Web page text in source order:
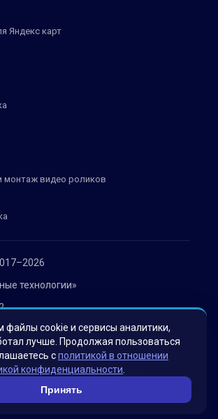
технологии»
1, офис 402
персональных данных
Яндекс карт
монтаж видео роликов
файлы cookie и сервисы аналитики,
лучше. Продолжая пользоваться
сполитикой в отношении
конфиденциальности
Принять